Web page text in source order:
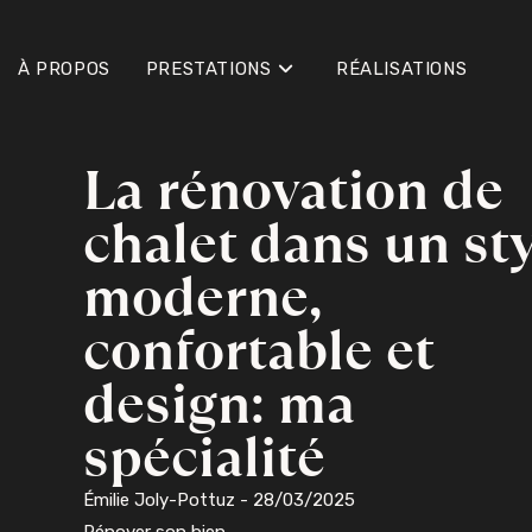
À PROPOS PRESTATIONS RÉALISATIONS
La rénovation de
chalet dans un
moderne,
confortable et
design: ma
spécialité
Émilie Joly-Pottuz - 28/03/2025